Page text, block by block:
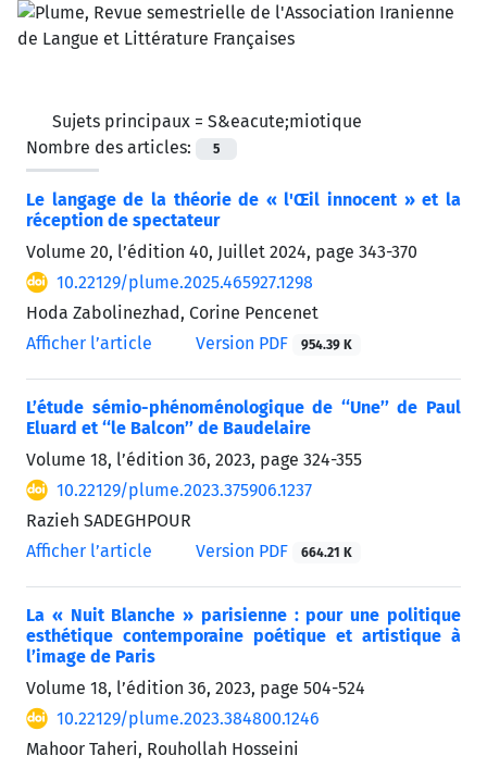
Sujets principaux = S&eacute;miotique
Nombre des articles:
5
Le langage de la théorie de « l'Œil innocent » et la
réception de spectateur
Volume 20, l’édition 40, Juillet 2024, page 343-370
10.22129/plume.2025.465927.1298
Hoda Zabolinezhad, Corine Pencenet
Afficher l’article
Version PDF 954.39 K
L’étude sémio-phénoménologique de ‘‘Une’’ de Paul
Eluard et ‘‘le Balcon’’ de Baudelaire
Volume 18, l’édition 36, 2023, page 324-355
10.22129/plume.2023.375906.1237
Razieh SADEGHPOUR
Afficher l’article
Version PDF 664.21 K
La « Nuit Blanche » parisienne : pour une politique
esthétique contemporaine poétique et artistique à
l’image de Paris
Volume 18, l’édition 36, 2023, page 504-524
10.22129/plume.2023.384800.1246
Mahoor Taheri, Rouhollah Hosseini